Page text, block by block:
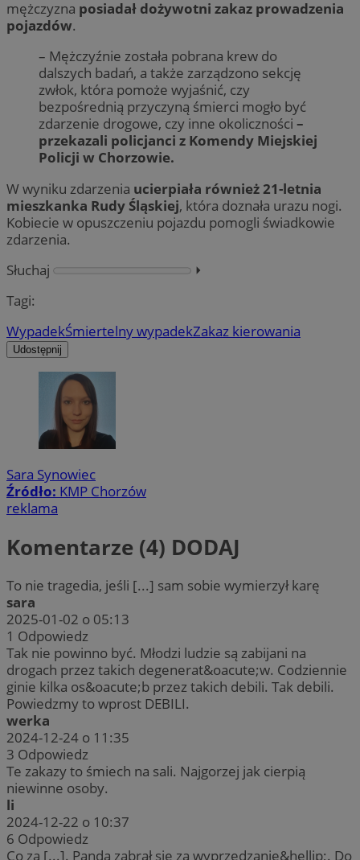
mężczyzna posiadał dożywotni zakaz prowadzenia
pojazdów.
– Mężczyźnie została pobrana krew do
dalszych badań, a także zarządzono sekcję
zwłok, która pomoże wyjaśnić, czy
bezpośrednią przyczyną śmierci mogło być
zdarzenie drogowe, czy inne okoliczności –
przekazali policjanci z Komendy Miejskiej
Policji w Chorzowie.
W wyniku zdarzenia ucierpiała również 21-letnia
mieszkanka Rudy Śląskiej, która doznała urazu nogi.
Kobiecie w opuszczeniu pojazdu pomogli świadkowie
zdarzenia.
Słuchaj
⏵︎
Tagi:
WypadekŚmiertelny wypadekZakaz kierowania
Udostępnij
Sara Synowiec
Źródło: KMP Chorzów
reklama
Komentarze (4) DODAJ
To nie tragedia, jeśli [...] sam sobie wymierzył karę
sara
2025-01-02 o 05:13
1 Odpowiedz
Tak nie powinno być. Młodzi ludzie są zabijani na
drogach przez takich degenerat&oacute;w. Codziennie
ginie kilka os&oacute;b przez takich debili. Tak debili.
Powiedzmy to wprost DEBILI.
werka
2024-12-24 o 11:35
3 Odpowiedz
Te zakazy to śmiech na sali. Najgorzej jak cierpią
niewinne osoby.
li
2024-12-22 o 10:37
6 Odpowiedz
Co za [...]. Pandą zabrał się za wyprzedzanie&hellip;. Do